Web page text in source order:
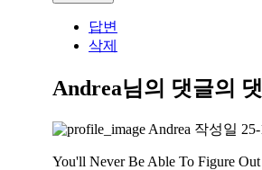
답변
삭제
Andrea님의 댓글의
Andrea 작성일
You'll Never Be Able To Figure